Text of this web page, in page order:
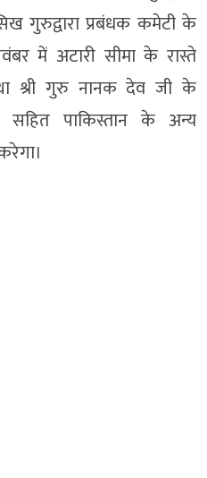
गुरुद्वारा प्रबंधक कमेटी के
में अटारी सीमा के रास्ते
श्री गुरु नानक देव जी के
सहित पाकिस्तान के अन्य